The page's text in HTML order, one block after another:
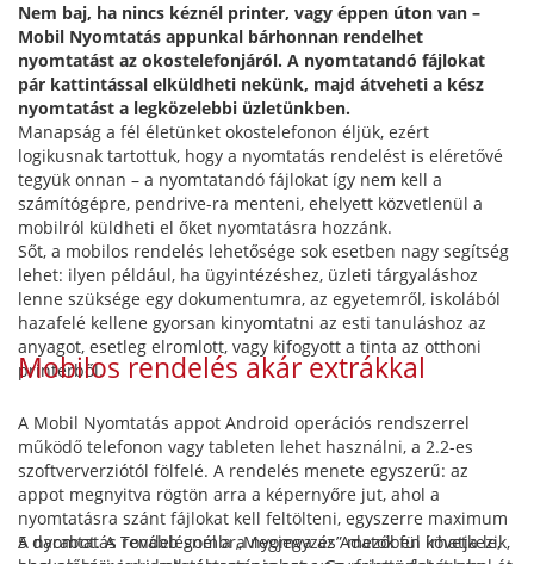
Nem baj, ha nincs kéznél printer, vagy éppen úton van –
Mobil Nyomtatás appunkal bárhonnan rendelhet
nyomtatást az okostelefonjáról. A nyomtatandó fájlokat
pár kattintással elküldheti nekünk, majd átveheti a kész
nyomtatást a legközelebbi üzletünkben.
Manapság a fél életünket okostelefonon éljük, ezért
logikusnak tartottuk, hogy a nyomtatás rendelést is eléretővé
tegyük onnan – a nyomtatandó fájlokat így nem kell a
számítógépre, pendrive-ra menteni, ehelyett közvetlenül a
mobilról küldheti el őket nyomtatásra hozzánk.
Sőt, a mobilos rendelés lehetősége sok esetben nagy segítség
lehet: ilyen például, ha ügyintézéshez, üzleti tárgyaláshoz
lenne szüksége egy dokumentumra, az egyetemről, iskolából
hazafelé kellene gyorsan kinyomtatni az esti tanuláshoz az
anyagot, esetleg elromlott, vagy kifogyott a tinta az otthoni
printerből.
Mobilos rendelés akár extrákkal
A Mobil Nyomtatás appot Android operációs rendszerrel
működő telefonon vagy tableten lehet használni, a 2.2-es
szoftververziótól fölfelé. A rendelés menete egyszerű: az
appot megnyitva rögtön arra a képernyőre jut, ahol a
nyomtatásra szánt fájlokat kell feltölteni, egyszerre maximum
5 darabot. A Tovább gombra nyomva az Adatok fül következik,
A nyomtatás rendelésnél a „Megjegyzés” mezőben írhatja le,